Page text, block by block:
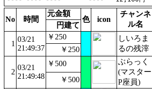
No 時間
元金額
色 icon
チャンネ
ル名
円建て
1
03/21
21:49:37
￥250
しいろま
るの残滓
￥250
2
03/21
21:49:48
￥500
ぶらっく
(マスター
P座員)
￥500